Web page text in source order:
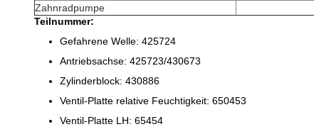
Zahnradpumpe
Teilnummer:
Gefahrene Welle: 425724
Antriebsachse: 425723/430673
Zylinderblock: 430886
Ventil-Platte relative Feuchtigkeit: 650453
Ventil-Platte LH: 65454